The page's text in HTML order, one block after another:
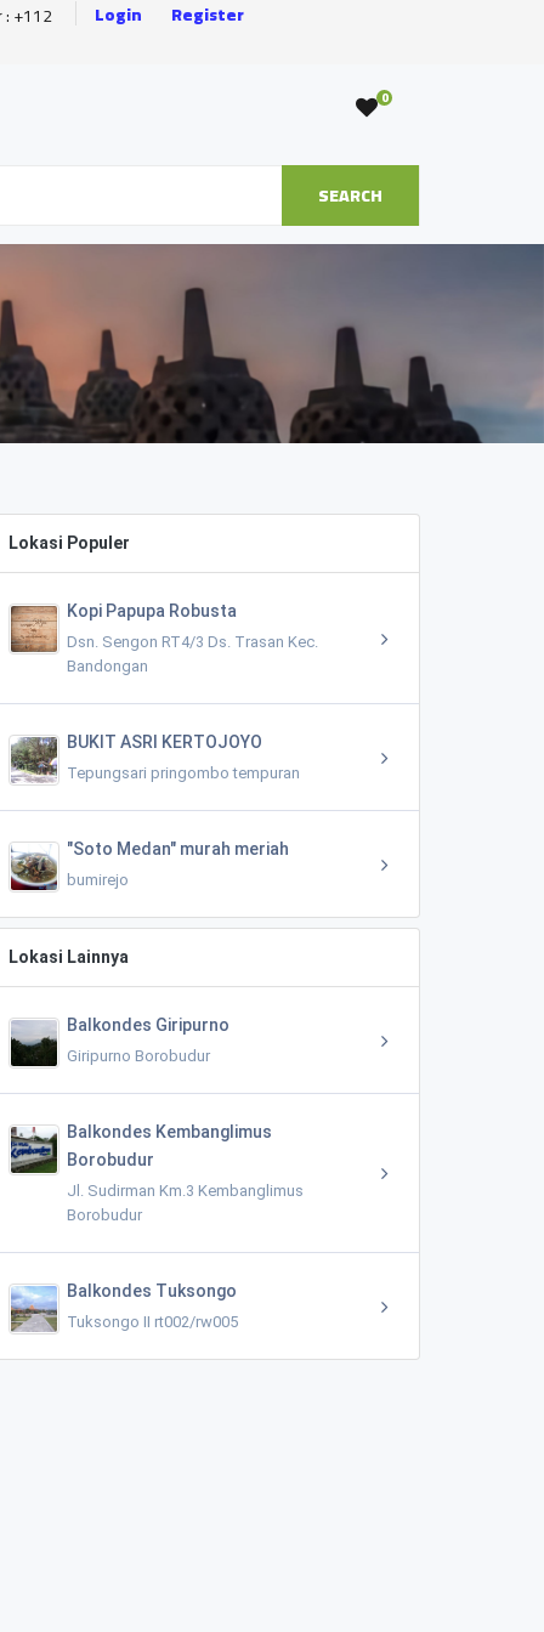
: +112 Login Register
0
SEARCH
Lokasi Populer
Kopi Papupa Robusta
Dsn. Sengon RT4/3 Ds. Trasan Kec.
Bandongan
BUKIT ASRI KERTOJOYO
Tepungsari pringombo tempuran
"Soto Medan" murah meriah
bumirejo
Lokasi Lainnya
Balkondes Giripurno
Giripurno Borobudur
Balkondes Kembanglimus
Borobudur
Jl. Sudirman Km.3 Kembanglimus
Borobudur
Balkondes Tuksongo
Tuksongo II rt002/rw005